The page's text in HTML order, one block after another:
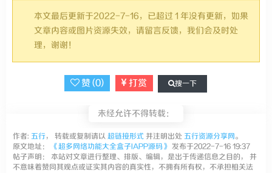
本文最后更新于2022-7-16，已超过 1 年没有更新，如果
文章内容或图片资源失效，请留言反馈，我们会及时处
理，谢谢！
赞 (0) 打赏 搜一下
未经允许不得转载：
作者: 五行， 转载或复制请以 超链接形式 并注明出处 五行资源分享网。
原文地址：
《超多网络功能大全盒子IAPP源码》 发布于2022-7-16 19:37
帖子声明： 本站对文章进行整理、排版、编辑，是出于传递信息之目的， 并
不意味着赞同其观点或证实其内容的真实性，不拥有所有权，不承担相关法